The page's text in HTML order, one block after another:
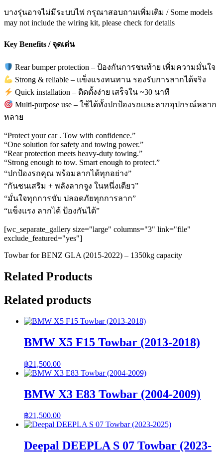
บางรุ่นอาจไม่มีระบบไฟ กรุณาสอบถามเพิ่มเติม / Some models
may not include the wiring kit, please check for details
Key Benefits / จุดเด่น
Rear bumper protection – ป้องกันการชนท้าย เพิ่มความมั่นใจ
Strong & reliable – แข็งแรงทนทาน รองรับการลากได้จริง
Quick installation – ติดตั้งง่าย เสร็จใน ~30 นาที
Multi-purpose use – ใช้ได้ทั้งปกป้องรถและลากอุปกรณ์หลาก
หลาย
“Protect your car . Tow with confidence.”
“One solution for safety and towing power.”
“Rear protection meets heavy-duty towing.”
“Strong enough to tow. Smart enough to protect.”
“ปกป้องรถคุณ พร้อมลากได้ทุกอย่าง”
“กันชนเสริม + พลังลากจูง ในหนึ่งเดียว”
“มั่นใจทุกการขับ ปลอดภัยทุกการลาก”
“แข็งแรง ลากได้ ป้องกันได้”
[wc_separate_gallery size="large" columns="3" link="file"
exclude_featured="yes"]
Towbar for BENZ GLA (2015-2022) – 1350kg capacity
Related Products
Related products
BMW X5 F15 Towbar (2013-2018)
฿21,500.00
BMW X3 E83 Towbar (2004-2009)
฿21,500.00
Deepal DEEPLA S 07 Towbar (2023-